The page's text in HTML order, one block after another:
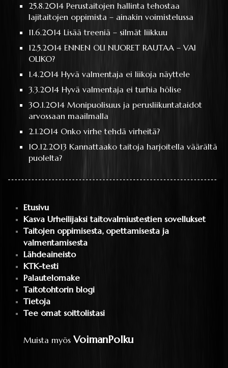
25.8.2014Perustaitojen hallinta tehostaa
lajitaitojen oppimista – ainakin voimistelussa
11.6.2014Lisää treeniä – silmät liikkuu
12.5.2014ENNEN OLI NUORET RAUTAA – VAI
OLIKO?
1.4.2014Hyvä valmentaja ei liikoja näyttele
3.3.2014Hyvä valmentaja ei turhia hölise
30.1.2014 Monipuolisuus ja perusliikuntataidot
arvossaan maailmalla
2.1.2014 Onko virhe tehdä virheitä?
10.12.2013Kannattaako taitoja harjoitella väärältä
puolelta?
Etusivu
Kasva Urheilijaksi taitovalmiustestien sovellukset
Taitojen oppimisesta, opettamisesta ja
valmentamisesta
Lähdeaineisto
KTK-testi
Palautelomake
Taitotohtorin blogi
Tietoja
Tee omat soittolistasi
Muista myös VoimanPolku